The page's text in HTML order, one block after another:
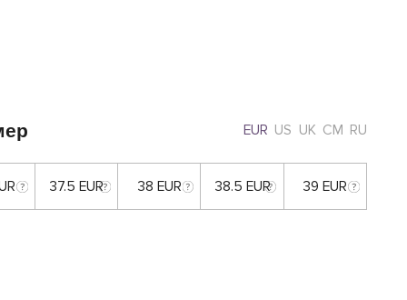
EUR US UK CM RU
37.5 EUR 38 EUR 38.5 EUR 39 EUR